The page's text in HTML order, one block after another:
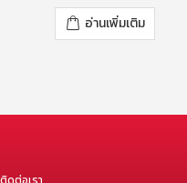
0out of 5
อ่านเพิ่มเติม